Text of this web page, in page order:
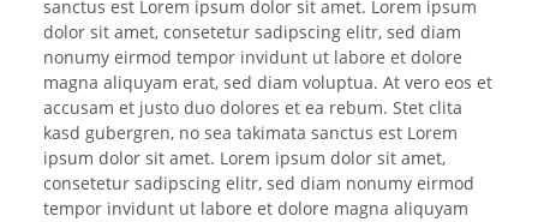
sanctus est Lorem ipsum dolor sit amet. Lorem ipsum
dolor sit amet, consetetur sadipscing elitr, sed diam
nonumy eirmod tempor invidunt ut labore et dolore
magna aliquyam erat, sed diam voluptua. At vero eos et
accusam et justo duo dolores et ea rebum. Stet clita
kasd gubergren, no sea takimata sanctus est Lorem
ipsum dolor sit amet. Lorem ipsum dolor sit amet,
consetetur sadipscing elitr, sed diam nonumy eirmod
tempor invidunt ut labore et dolore magna aliquyam